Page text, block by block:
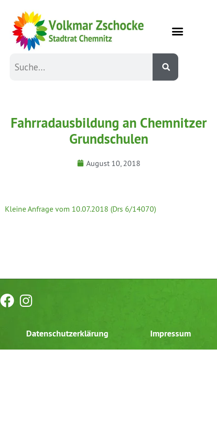
Fahrradausbildung an Chemnitzer
Grundschulen
August 10, 2018
Kleine Anfrage vom 10.07.2018 (Drs 6/14070)
Datenschutzerklärung Impressum